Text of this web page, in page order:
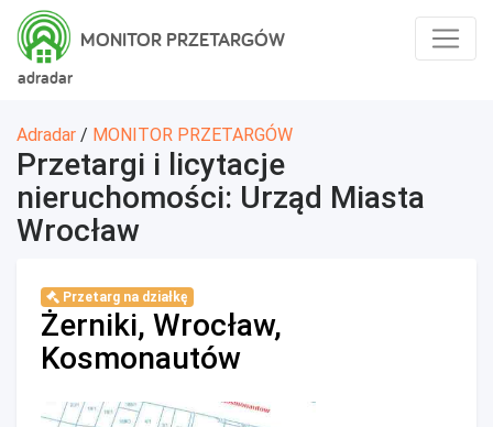
adradar
MONITOR PRZETARGÓW
Adradar / MONITOR PRZETARGÓW
Przetargi i licytacje
nieruchomości: Urząd Miasta
Wrocław
Przetarg na działkę
Żerniki, Wrocław,
Kosmonautów